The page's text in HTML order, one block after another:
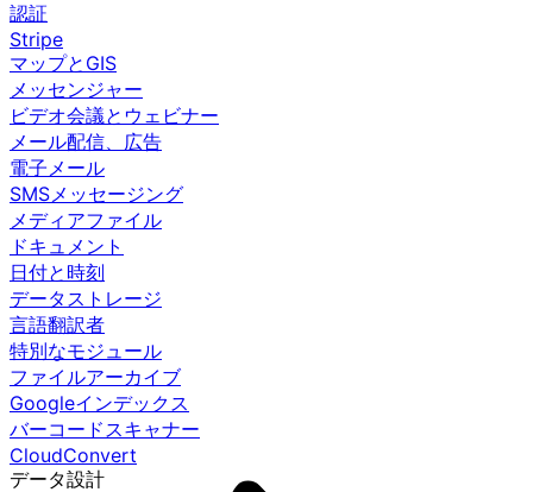
認証
Stripe
マップとGIS
メッセンジャー
ビデオ会議とウェビナー
メール配信、広告
電子メール
SMSメッセージング
メディアファイル
ドキュメント
日付と時刻
データストレージ
言語翻訳者
特別なモジュール
ファイルアーカイブ
Googleインデックス
バーコードスキャナー
CloudConvert
データ設計